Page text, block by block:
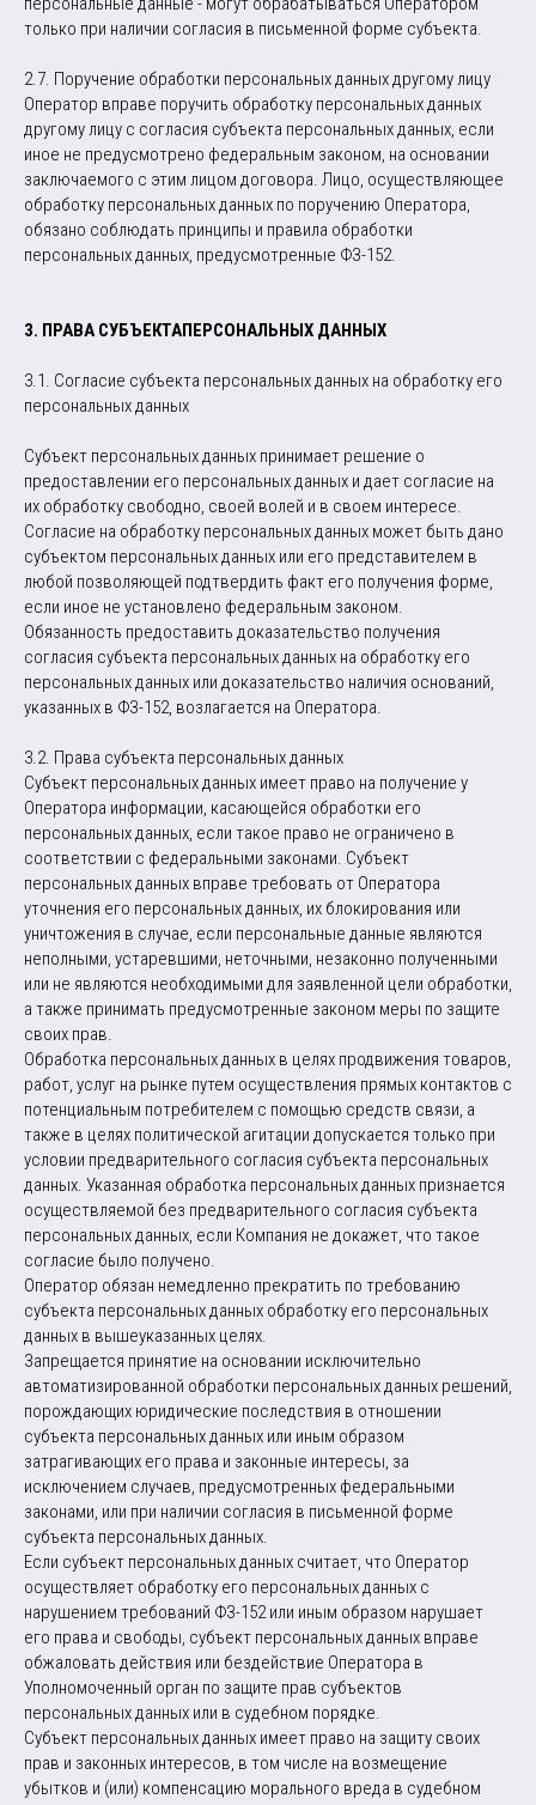
только при наличии согласия в письменной форме субъекта.
2.7. Поручение обработки персональных данных другому лицу
Оператор вправе поручить обработку персональных данных
другому лицу с согласия субъекта персональных данных, если
иное не предусмотрено федеральным законом, на основании
заключаемого с этим лицом договора. Лицо, осуществляющее
обработку персональных данных по поручению Оператора,
обязано соблюдать принципы и правила обработки
персональных данных, предусмотренные ФЗ-152.
3. ПРАВА СУБЪЕКТАПЕРСОНАЛЬНЫХ ДАННЫХ
3.1. Согласие субъекта персональных данных на обработку его
персональных данных
Субъект персональных данных принимает решение о
предоставлении его персональных данных и дает согласие на
их обработку свободно, своей волей и в своем интересе.
Согласие на обработку персональных данных может быть дано
субъектом персональных данных или его представителем в
любой позволяющей подтвердить факт его получения форме,
если иное не установлено федеральным законом.
Обязанность предоставить доказательство получения
согласия субъекта персональных данных на обработку его
персональных данных или доказательство наличия оснований,
указанных в ФЗ-152, возлагается на Оператора.
3.2. Права субъекта персональных данных
Субъект персональных данных имеет право на получение у
Оператора информации, касающейся обработки его
персональных данных, если такое право не ограничено в
соответствии с федеральными законами. Субъект
персональных данных вправе требовать от Оператора
уточнения его персональных данных, их блокирования или
уничтожения в случае, если персональные данные являются
неполными, устаревшими, неточными, незаконно полученными
или не являются необходимыми для заявленной цели обработки,
а также принимать предусмотренные законом меры по защите
своих прав.
Обработка персональных данных в целях продвижения товаров,
работ, услуг на рынке путем осуществления прямых контактов с
потенциальным потребителем с помощью средств связи, а
также в целях политической агитации допускается только при
условии предварительного согласия субъекта персональных
данных. Указанная обработка персональных данных признается
осуществляемой без предварительного согласия субъекта
персональных данных, если Компания не докажет, что такое
согласие было получено.
Оператор обязан немедленно прекратить по требованию
субъекта персональных данных обработку его персональных
данных в вышеуказанных целях.
Запрещается принятие на основании исключительно
автоматизированной обработки персональных данных решений,
порождающих юридические последствия в отношении
субъекта персональных данных или иным образом
затрагивающих его права и законные интересы, за
исключением случаев, предусмотренных федеральными
законами, или при наличии согласия в письменной форме
субъекта персональных данных.
Если субъект персональных данных считает, что Оператор
осуществляет обработку его персональных данных с
нарушением требований ФЗ-152 или иным образом нарушает
его права и свободы, субъект персональных данных вправе
обжаловать действия или бездействие Оператора в
Уполномоченный орган по защите прав субъектов
персональных данных или в судебном порядке.
Субъект персональных данных имеет право на защиту своих
прав и законных интересов, в том числе на возмещение
убытков и (или) компенсацию морального вреда в судебном